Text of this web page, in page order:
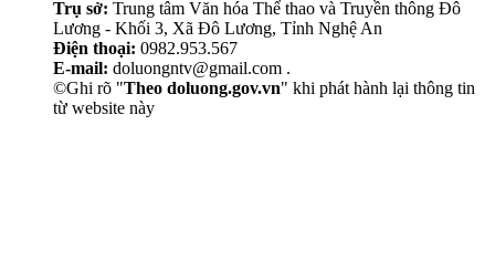
Trụ sở: Trung tâm Văn hóa Thể thao và Truyền thông Đô
Lương - Khối 3, Xã Đô Lương, Tỉnh Nghệ An
Điện thoại: 0982.953.567
E-mail: doluongntv@gmail.com .
©Ghi rõ "Theo doluong.gov.vn" khi phát hành lại thông tin
từ website này